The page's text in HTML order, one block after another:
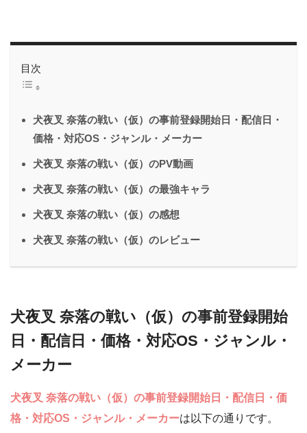
目次
犬夜叉 奈落の戦い（仮）の事前登録開始日・配信日・
価格・対応OS・ジャンル・メーカー
犬夜叉 奈落の戦い（仮）のPV動画
犬夜叉 奈落の戦い（仮）の最強キャラ
犬夜叉 奈落の戦い（仮）の感想
犬夜叉 奈落の戦い（仮）のレビュー
犬夜叉 奈落の戦い（仮）の事前登録開始
日・配信日・価格・対応OS・ジャンル・
メーカー
犬夜叉 奈落の戦い（仮）の事前登録開始日・配信日・価
格・対応OS・ジャンル・メーカーは以下の通りです。